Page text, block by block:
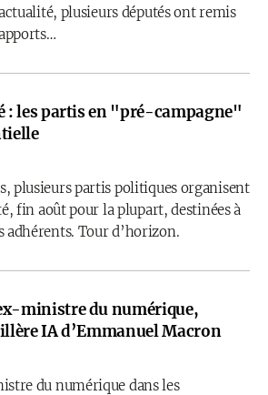
plusieurs députés ont remis
: les partis en "pré-campagne"
plusieurs partis politiques organisent
fin août pour la plupart, destinées à
adhérents. Tour d’horizon.
ministre du numérique,
IA d’Emmanuel Macron
du numérique dans les